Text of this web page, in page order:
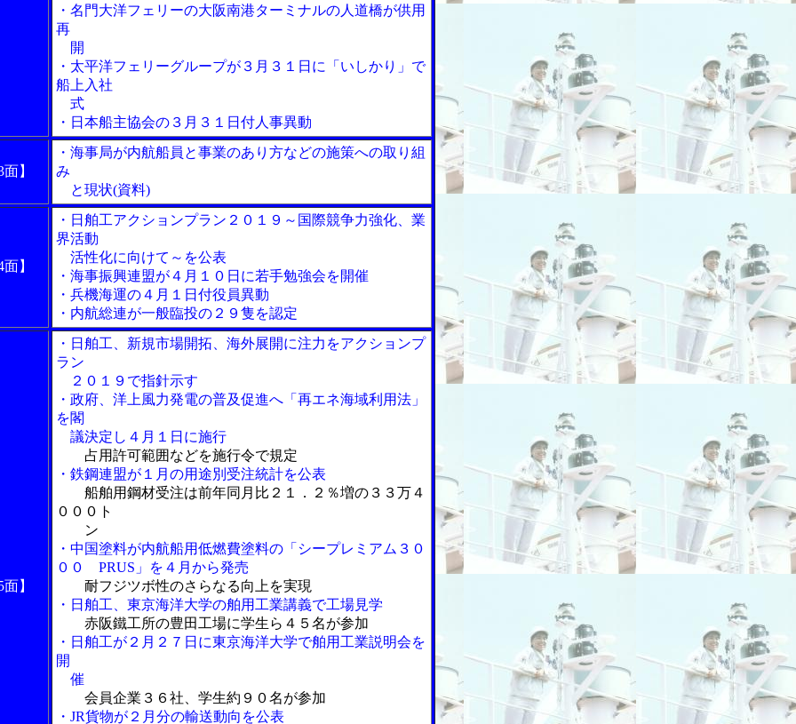
・名門大洋フェリーの大阪南港ターミナルの人道橋が供用
再
開
・太平洋フェリーグループが３月３１日に「いしかり」で
船上入社
式
・日本船主協会の３月３１日付人事異動
】
・海事局が内航船員と事業のあり方などの施策への取り組
み
と現状(資料)
】
・日舶工アクションプラン２０１９～国際競争力強化、業
界活動
活性化に向けて～を公表
・海事振興連盟が４月１０日に若手勉強会を開催
・兵機海運の４月１日付役員異動
・内航総連が一般臨投の２９隻を認定
】
・日舶工、新規市場開拓、海外展開に注力をアクションプ
ラン
２０１９で指針示す
・政府、洋上風力発電の普及促進へ「再エネ海域利用法」
を閣
議決定し４月１日に施行
占用許可範囲などを施行令で規定
・鉄鋼連盟が１月の用途別受注統計を公表
船舶用鋼材受注は前年同月比２１．２％増の３３万４
０００ト
ン
・中国塗料が内航船用低燃費塗料の「シープレミアム３０
００ PRUS」を４月から発売
耐フジツボ性のさらなる向上を実現
・日舶工、東京海洋大学の舶用工業講義で工場見学
赤阪鐵工所の豊田工場に学生ら４５名が参加
・日舶工が２月２７日に東京海洋大学で舶用工業説明会を
開
催
会員企業３６社、学生約９０名が参加
・JR貨物が２月分の輸送動向を公表